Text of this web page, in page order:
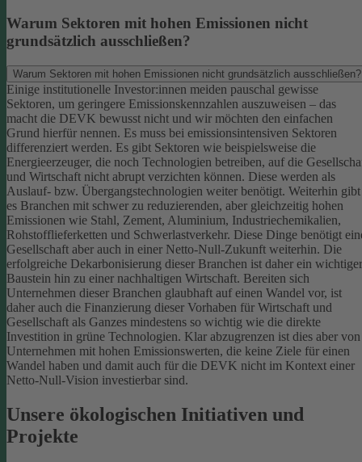
Warum Sektoren mit hohen Emissionen nicht
grundsätzlich ausschließen?
Warum Sektoren mit hohen Emissionen nicht grundsätzlich ausschließen?
Einige institutionelle Investor:innen meiden pauschal gewisse
Sektoren, um geringere Emissionskennzahlen auszuweisen – das
macht die DEVK bewusst nicht und wir möchten den einfachen
Grund hierfür nennen. Es muss bei emissionsintensiven Sektoren
differenziert werden. Es gibt Sektoren wie beispielsweise die
Energieerzeuger, die noch Technologien betreiben, auf die
und Wirtschaft nicht abrupt verzichten können. Diese werden als
Auslauf- bzw. Übergangstechnologien weiter benötigt. Weiterhin gibt
es Branchen mit schwer zu reduzierenden, aber gleichzeitig hohen
Emissionen wie Stahl, Zement, Aluminium, Industriechemikalien,
Rohstofflieferketten und Schwerlastverkehr. Diese Dinge benötigt
Gesellschaft aber auch in einer Netto-Null-Zukunft weiterhin. Die
erfolgreiche Dekarbonisierung dieser Branchen ist daher ein wichtiger
Baustein hin zu einer nachhaltigen Wirtschaft. Bereiten sich
Unternehmen dieser Branchen glaubhaft auf einen Wandel vor, ist
daher auch die Finanzierung dieser Vorhaben für Wirtschaft und
Gesellschaft als Ganzes mindestens so wichtig wie die direkte
Investition in grüne Technologien. Klar abzugrenzen ist dies aber von
Unternehmen mit hohen Emissionswerten, die keine Ziele für einen
Wandel haben und damit auch für die DEVK nicht im Kontext einer
Netto-Null-Vision investierbar sind.
Unsere ökologischen Initiativen und
Projekte